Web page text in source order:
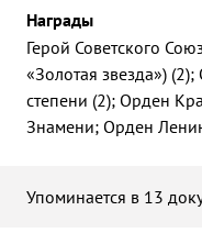
Награды
Герой Советского
«Золотая звезда»)
степени (2); Орден
Знамени; Орден
Упоминается в 13